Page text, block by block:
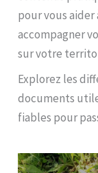
pour vous
accompagner
sur votre
Explorez les
documents
fiables pour